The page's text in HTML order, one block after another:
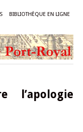
BIBLIOTHÈQUE EN LIGNE
l’apologie